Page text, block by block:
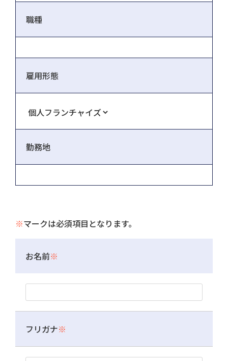
職種
雇用形態
勤務地
※マークは必須項目となります。
お名前※
フリガナ※